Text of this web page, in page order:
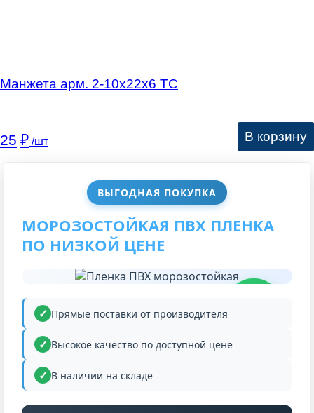
ВЫГОДНАЯ ПОКУПКА
МОРОЗОСТОЙКАЯ ПВХ ПЛЕНКА
ПО НИЗКОЙ ЦЕНЕ
Прямые поставки от производителя
Высокое качество по доступной цене
В наличии на складе
Манжета арм. 2-10х22х6 ТC
25 ₽ /шт В корзину